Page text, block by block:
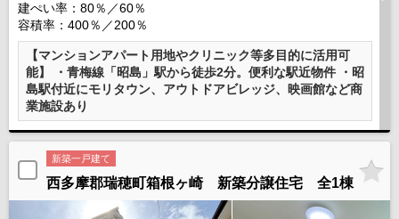
建ぺい率：80％／60％
容積率：400％／200％
【マンションアパート用地やクリニック等多目的に活用可
能】 ・青梅線「昭島」駅から徒歩2分。便利な駅近物件 ・昭
島駅付近にモリタウン、アウトドアビレッジ、映画館など商
業施設あり
新築一戸建て
西多摩郡瑞穂町箱根ヶ崎 新築分譲住宅 全1棟